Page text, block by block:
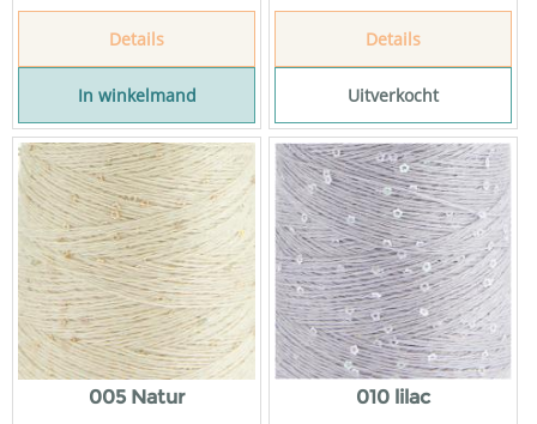
Details
In winkelmand
Details
Uitverkocht
005 Natur
010 lilac